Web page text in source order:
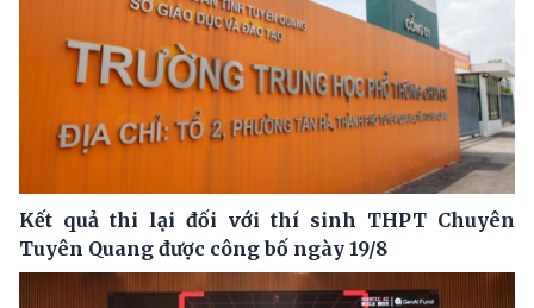
Kết quả thi lại đối với thí sinh THPT Chuyên
Tuyên Quang được công bố ngày 19/8